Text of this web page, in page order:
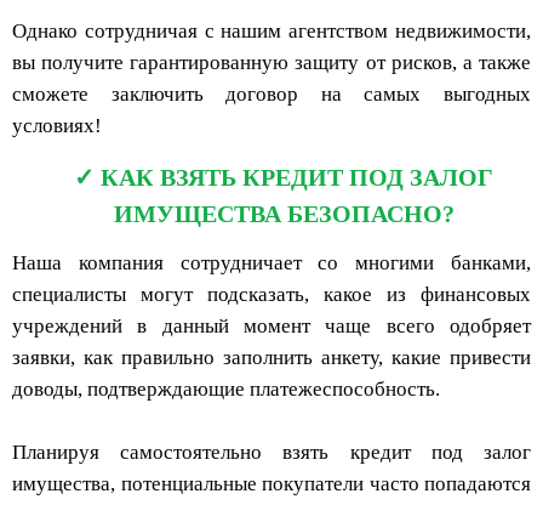
Однако сотрудничая с нашим агентством недвижимости,
вы получите гарантированную защиту от рисков, а также
сможете заключить договор на самых выгодных
условиях!
КАК ВЗЯТЬ КРЕДИТ ПОД ЗАЛОГ
ИМУЩЕСТВА БЕЗОПАСНО?
Наша компания сотрудничает со многими банками,
специалисты могут подсказать, какое из финансовых
учреждений в данный момент чаще всего одобряет
заявки, как правильно заполнить анкету, какие привести
доводы, подтверждающие платежеспособность.
Планируя самостоятельно взять кредит под залог
имущества, потенциальные покупатели часто попадаются